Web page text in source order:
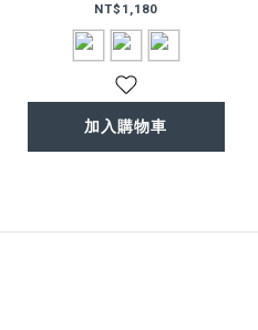
NT$1,180
加入購物車